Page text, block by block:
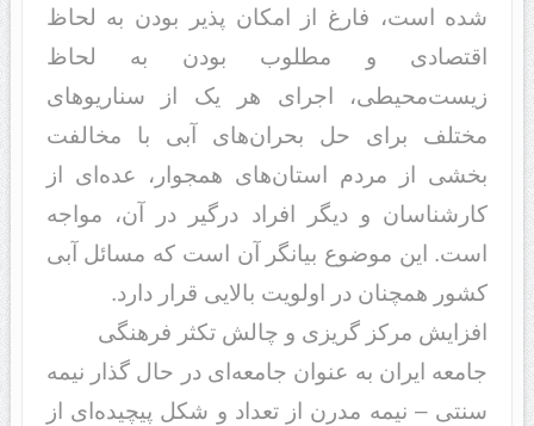
شد‌‌ه است، فارغ از امکان پذیر بود‌‌ن به لحاظ
اقتصاد‌‌ی و مطلوب بود‌‌ن به لحاظ
زیست‌محیطی، اجرای هر یک از سناریوهای
مختلف برای حل بحران‌های آبی با مخالفت
بخشی از مرد‌‌م استان‌های همجوار، عد‌‌ه‌ای از
کار‌شناسان و د‌‌یگر افراد‌‌ د‌‌رگیر د‌‌ر آن، مواجه
است. این موضوع بیانگر آن است که مسائل آبی
کشور همچنان د‌‌ر اولویت بالایی قرار د‌‌ارد‌‌.
افزایش مرکز گریزی و چالش تکثر فرهنگی
جامعه ایران به عنوان جامعه‌ای د‌‌ر حال گذار نیمه
سنتی – نیمه مد‌‌رن از تعد‌‌اد‌‌ و شکل پیچید‌‌ه‌ای از